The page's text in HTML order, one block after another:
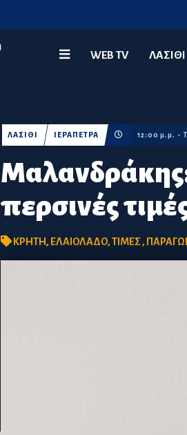
WEB TV ΛΑΣΊΘΙ
περσινές
ΛΑΣΙΘΙ ΙΕΡΑΠΕΤΡΑ 12:00 μ.μ. -
ΚΡΗΤΗ, ΕΛΑΙΟΛΑΔΟ,ΤΙΜΕΣ,